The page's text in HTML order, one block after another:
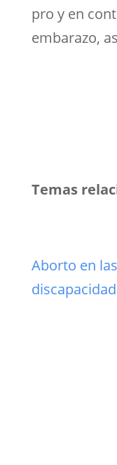
pro y en
embarazo,
Temas
Aborto en
discapacidad